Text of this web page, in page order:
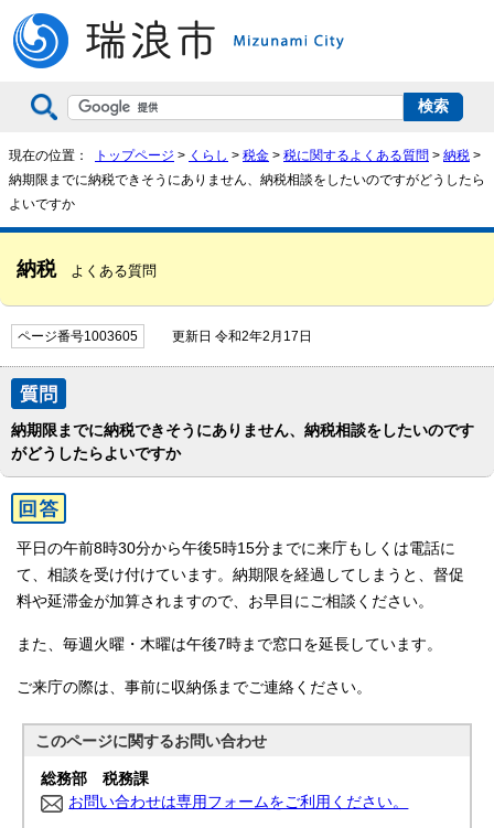
現在の位置： トップページ > くらし > 税金 > 税に関するよくある質問 > 納税 >
納期限までに納税できそうにありません、納税相談をしたいのですがどうしたら
よいですか
納税よくある質問
ページ番号1003605 更新日 令和2年2月17日
納期限までに納税できそうにありません、納税相談をしたいのです
がどうしたらよいですか
平日の午前8時30分から午後5時15分までに来庁もしくは電話に
て、相談を受け付けています。納期限を経過してしまうと、督促
料や延滞金が加算されますので、お早目にご相談ください。
また、毎週火曜・木曜は午後7時まで窓口を延長しています。
ご来庁の際は、事前に収納係までご連絡ください。
このページに関するお問い合わせ
総務部 税務課
お問い合わせは専用フォームをご利用ください。